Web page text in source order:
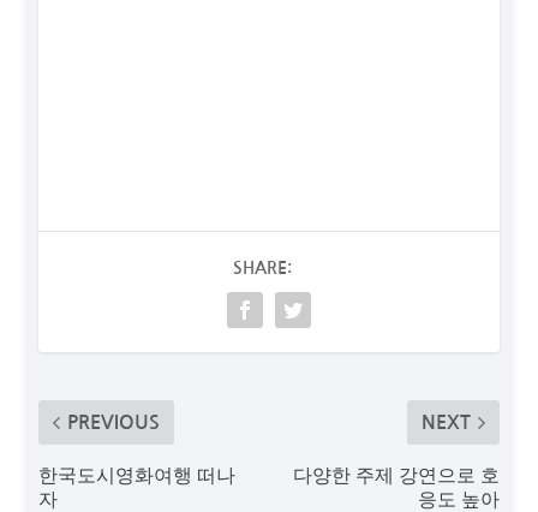
SHARE:
PREVIOUS
한국도시영화여행 떠나
자
NEXT
다양한 주제 강연으로 호
응도 높아